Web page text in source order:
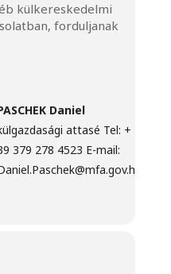
külkereskedelmi
forduljanak
Daniel
attasé Tel: +
379 278 4523 E-mail: